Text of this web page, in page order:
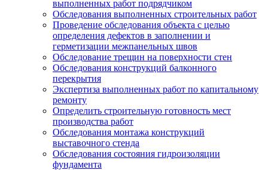
выполненных работ подрядчиком
Обследования выполненных строительных работ
Проведение обследования объекта с целью
определения дефектов в заполнении и
герметизации межпанельных швов
Обследование трещин на поверхности стен
Обследования конструкций балконного
перекрытия
Экспертиза выполненных работ по капитальному
ремонту
Определить строительную готовность мест
производства работ
Обследования монтажа конструкций
выставочного стенда
Обследования состояния гидроизоляции
фундамента